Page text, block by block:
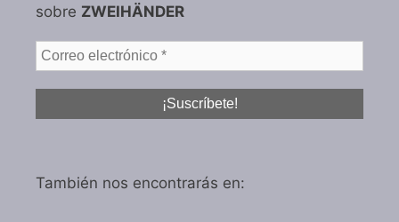
sobre ZWEIHÄNDER
También nos encontrarás en: